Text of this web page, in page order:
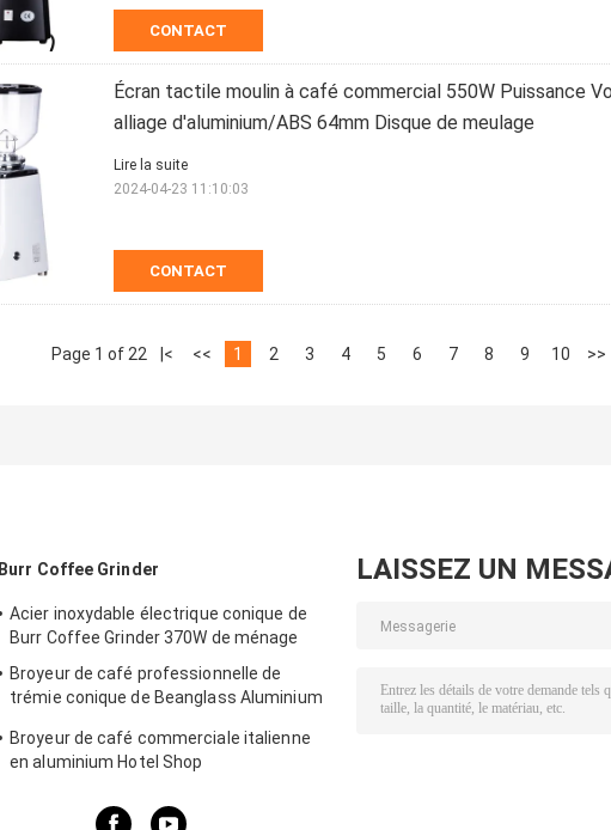
CONTACT
Écran tactile moulin à café commercial 550W Puissance
alliage d'aluminium/ABS 64mm Disque de meulage
CONTACT
Lire la suite
2024-04-23 11:10:03
Page 1 of 22 |< << 1 2 3 4 5 6 7 8 9 10 >>
Burr Coffee Grinder
Acier inoxydable électrique conique de
Burr Coffee Grinder 370W de ménage
Broyeur de café professionnelle de
trémie conique de Beanglass Aluminium
Broyeur de café commerciale italienne
en aluminium Hotel Shop
LAISSEZ UN